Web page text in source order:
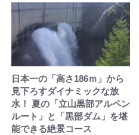
日本一の「高さ186ｍ」から
見下ろすダイナミックな放
水！ 夏の「立山黒部アルペン
ルート」と「黒部ダム」を堪
能できる絶景コース